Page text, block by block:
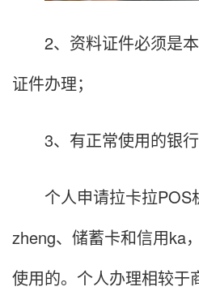
2、资料证件必须是本
证件办理；
3、有正常使用的银行
个人申请拉卡拉POS
zheng、储蓄卡和信用ka
使用的。个人办理相较于